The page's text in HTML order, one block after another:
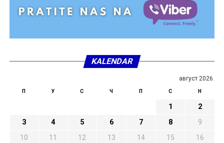
KALENDAR
август 2026.
П У С Ч П С Н
1
2
3
4 5 6 7 8
9
10
11 12 13 14 15
16